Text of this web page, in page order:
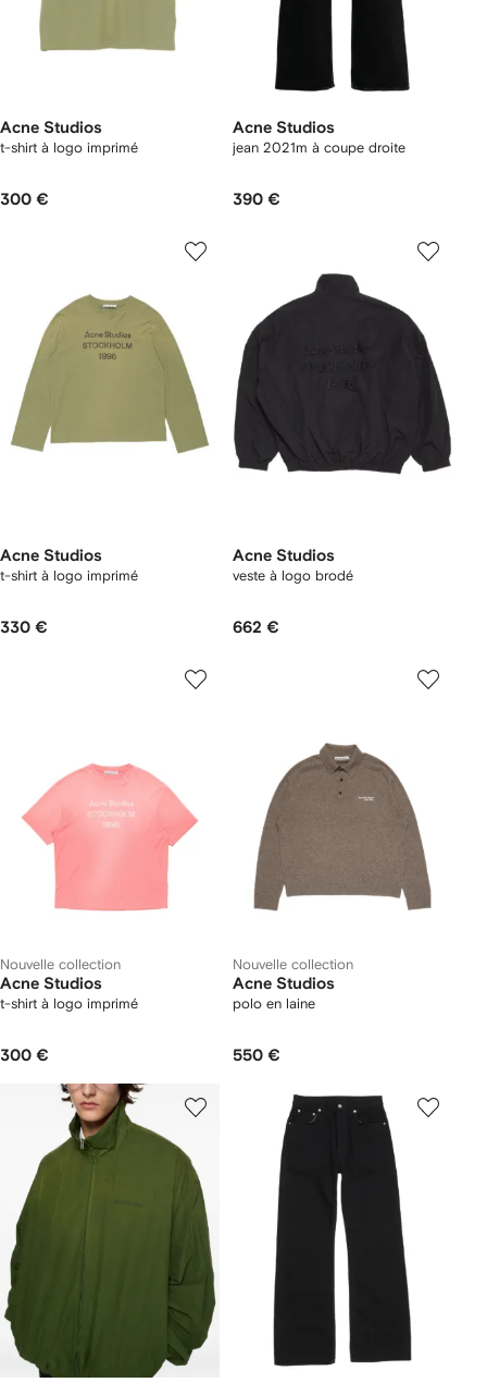
Acne Studios
t-shirt à logo imprimé
300 €
Acne Studios
jean 2021m à coupe droite
390 €
Acne Studios
t-shirt à logo imprimé
330 €
Acne Studios
veste à logo brodé
662 €
Nouvelle collection
Acne Studios
t-shirt à logo imprimé
300 €
Nouvelle collection
Acne Studios
polo en laine
550 €